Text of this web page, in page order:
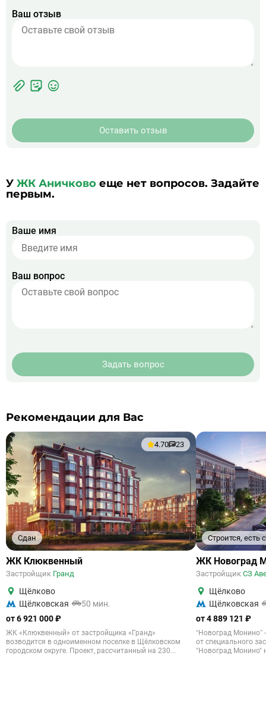
Ваш отзыв
Фотографии
ЖК
Прикрепить
фото
Оставить отзыв
У ЖК Аничково еще нет вопросов. Задайте
первым.
Ваше имя
Ваш вопрос
Задать вопрос
Рекомендации для Вас
Сдан
4.70 23
ЖК Клюквенный
Застройщик Гранд
Щёлково
Щёлковская
50 мин.
от 6 921 000 ₽
ЖК «Клюквенный» от застройщика «Гранд»
возводится в одноименном поселке в Щёлковском
городском округе. Проект, рассчитанный на 230...
Строится, есть
ЖК Новоград
Застройщик СЗ
Щёлково
Щёлковская
от 4 889 121 ₽
“Новоград Монино”
от специального
"Новоград Монино"